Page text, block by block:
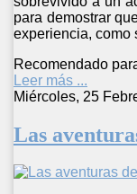
para demostrar
experiencia, como
Recomendado
Leer más ...
Miércoles, 25
Las